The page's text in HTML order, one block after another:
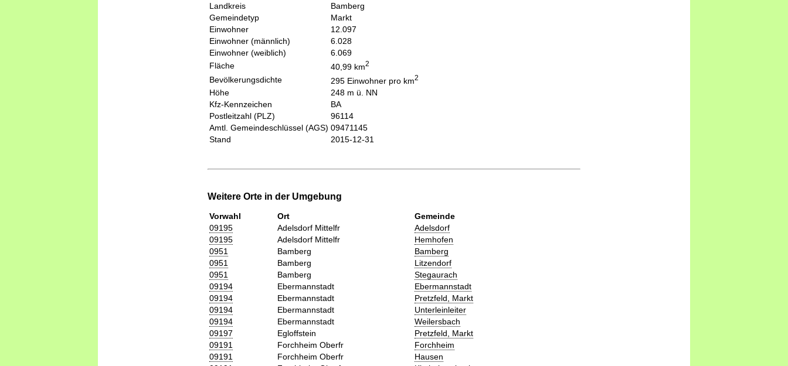
Landkreis
Bamberg
Gemeindetyp
Markt
Einwohner
12.097
Einwohner (männlich)
6.028
Einwohner (weiblich)
6.069
Fläche
40,99 km2
Bevölkerungsdichte 295 Einwohner pro km2
Höhe
248 m ü. NN
Kfz-Kennzeichen
BA
Postleitzahl (PLZ)
96114
Amtl. Gemeindeschlüssel (AGS) 09471145
Stand
2015-12-31
Weitere Orte in der Umgebung
Vorwahl Ort
Gemeinde
09195
Adelsdorf Mittelfr
Adelsdorf
09195
Adelsdorf Mittelfr
Hemhofen
0951
Bamberg
Bamberg
0951
Bamberg
Litzendorf
0951
Bamberg
Stegaurach
09194
Ebermannstadt
Ebermannstadt
09194
Ebermannstadt
Pretzfeld, Markt
09194
Ebermannstadt
Unterleinleiter
09194
Ebermannstadt
Weilersbach
09197
Egloffstein
Pretzfeld, Markt
09191
Forchheim Oberfr
Forchheim
09191
Forchheim Oberfr
Hausen